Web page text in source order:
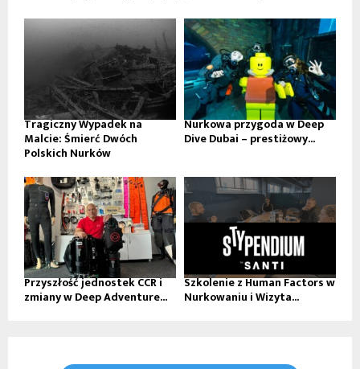
Tragiczny Wypadek na
Malcie: Śmierć Dwóch
Polskich Nurków
Nurkowa przygoda w Deep
Dive Dubai – prestiżowy...
Przyszłość jednostek CCR i
zmiany w Deep Adventure...
Szkolenie z Human Factors w
Nurkowaniu i Wizyta...